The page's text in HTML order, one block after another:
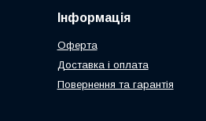
Інформація
Оферта
Доставка і оплата
Повернення та гарантія